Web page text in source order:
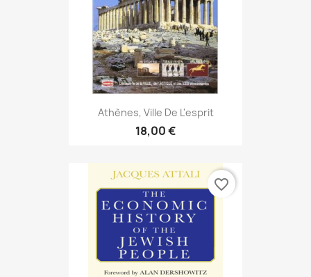
Athènes, Ville De L'esprit
18,00 €
favorite_border